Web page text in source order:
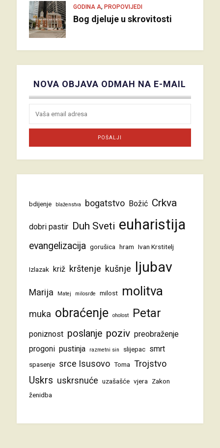
GODINA A, PROPOVIJEDI
Bog djeluje u skrovitosti
NOVA OBJAVA ODMAH NA E-MAIL
bdijenje blaženstva bogatstvo Božić Crkva
dobri pastir Duh Sveti euharistija
evangelizacija gorušica hram Ivan Krstitelj
Izlazak križ krštenje kušnje ljubav
Marija Matej milosrđe milost molitva
muka obraćenje oholost Petar
poniznost poslanje poziv preobraženje
progoni pustinja razmetni sin slijepac smrt
spasenje srce Isusovo Toma Trojstvo
Uskrs uskrsnuće uzašašće vjera
Zakon
ženidba